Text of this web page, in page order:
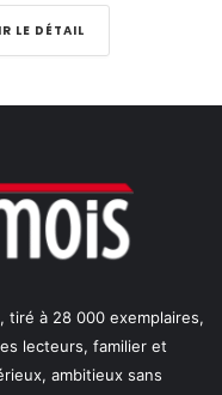
LE DÉTAIL
tiré à 28 000 exemplaires,
lecteurs, familier et
ambitieux sans